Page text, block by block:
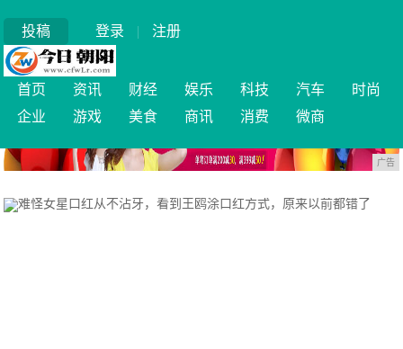
投稿 登录 | 注册
首页 资讯 财经 娱乐 科技 汽车
时尚
企业
游戏 美食 商讯 消费 微商
广告